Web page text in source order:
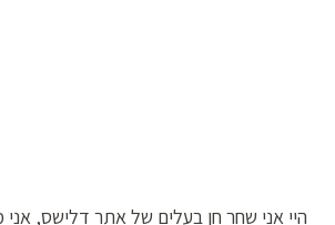
היי אני שחר חן בעלים של אתר דלישס,